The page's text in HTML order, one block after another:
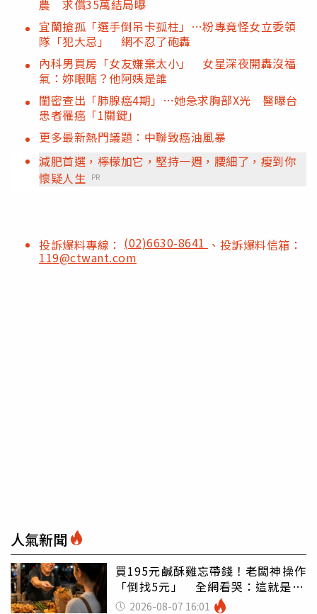
農 求償35萬結局曝
宜蘭搶孤「選手倒吊卡孤柱」⋯粉專竟怪女立委領
隊「犯大忌」 網不忍了砲轟
內科男買房「女友嫌棄太小」 女星深夜開轟沒福
氣：妳眼瞎？他阿姨是誰
閨密查出「肺腺癌4期」…她急求胸部X光 醫曝台
患者罹癌「1關鍵」
更多最新熱門議題：中聯致癌油風暴
減肥首選，檸檬加它，堅持一週，腰細了，瘦到你
懷疑人生 PR
投訴爆料專線： (02)6630-8641 、投訴爆料信箱：
119@ctwant.com
人氣新聞
買195元鹹酥雞忘帶錢！老闆神操作
「倒找5元」 全網看哭：這就是台
灣 2026-08-07 16:01